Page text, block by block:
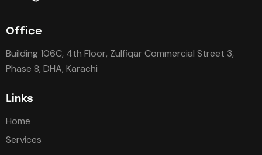
Office
Building 106C, 4th Floor, Zulfiqar Commercial Street 3,
Phase 8, DHA, Karachi
Links
Home
Services